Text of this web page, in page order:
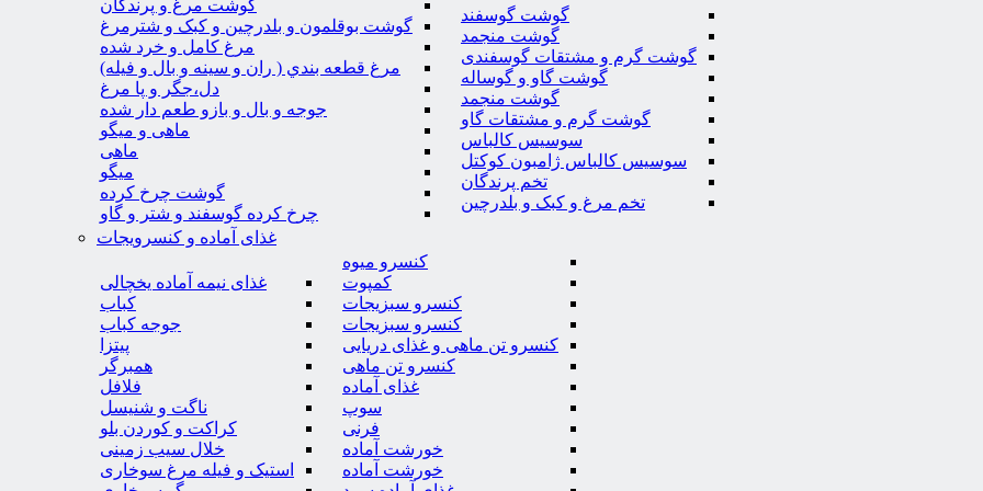
گوشت گوسفند
گوشت منجمد
گوشت گرم و مشتقات گوسفندی
گوشت گاو و گوساله
گوشت منجمد
گوشت گرم و مشتقات گاو
سوسیس کالباس
سوسیس کالباس ژامبون کوکتل
تخم پرندگان
تخم مرغ و کبک و بلدرچین
گوشت مرغ و پرندگان
گوشت بوقلمون و بلدرچین و کبک و شترمرغ
مرغ کامل و خرد شده
مرغ قطعه بندي ( ران و سينه و بال و فيله)
دل،جگر و پا مرغ
جوجه و بال و بازو طعم دار شده
ماهی و میگو
ماهی
میگو
گوشت چرخ کرده
چرخ کرده گوسفند و شتر و گاو
غذای آماده و کنسرویجات
کنسرو میوه
کمپوت
کنسرو سبزیجات
کنسرو سبزیجات
کنسرو تن ماهی و غذای دریایی
کنسرو تن ماهی
غذای آماده
سوپ
فرنی
خورشت آماده
خورشت آماده
غذای نیمه آماده یخچالی
کباب
جوجه کباب
پیتزا
همبرگر
فلافل
ناگت و شنیسل
کراکت و کوردن بلو
خلال سیب زمینی
استیک و فیله مرغ سوخاری